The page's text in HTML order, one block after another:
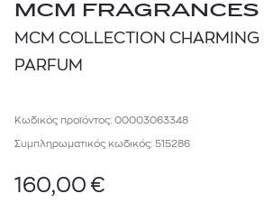
MCM FRAGRANCES
MCM COLLECTION CHARMING
PARFUM
Κωδικός προϊόντος: 00003063348
Συμπληρωματικός κωδικός: 515286
160,00 €